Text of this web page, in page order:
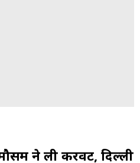
ने ली करवट, दिल्ली